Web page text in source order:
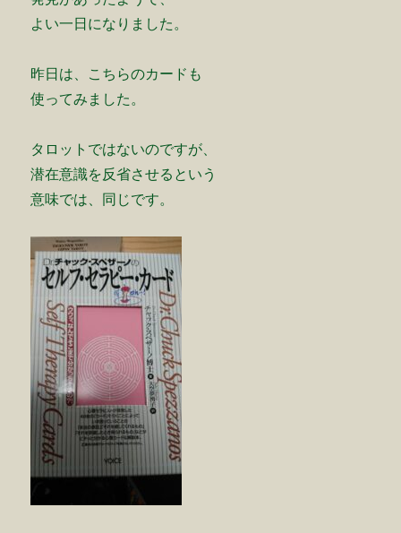
よい一日になりました。
昨日は、こちらのカードも
使ってみました。
タロットではないのですが、
潜在意識を反省させるという
意味では、同じです。